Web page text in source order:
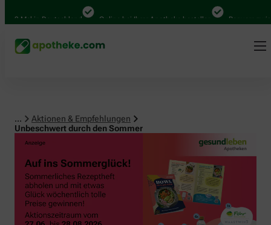
Mal in Deutschland Online bei Ihrer Apotheke bestellen Bequem
...
Aktionen & Empfehlungen
Unbeschwert durch den Sommer